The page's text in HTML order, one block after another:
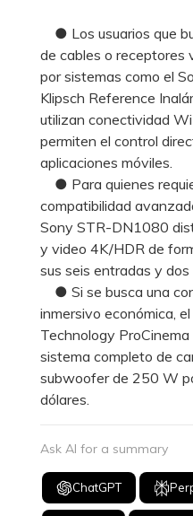
● Los usuarios que
de cables o receptores
por sistemas como el
Klipsch Reference
utilizan conectividad
permiten el control
aplicaciones móviles.
● Para quienes
compatibilidad
Sony STR-DN1080
y video 4K/HDR de
sus seis entradas y dos
● Si se busca una
inmersivo económica,
Technology
sistema completo de
subwoofer de 250 W
dólares.
Ask AI for a summary
ChatGPT